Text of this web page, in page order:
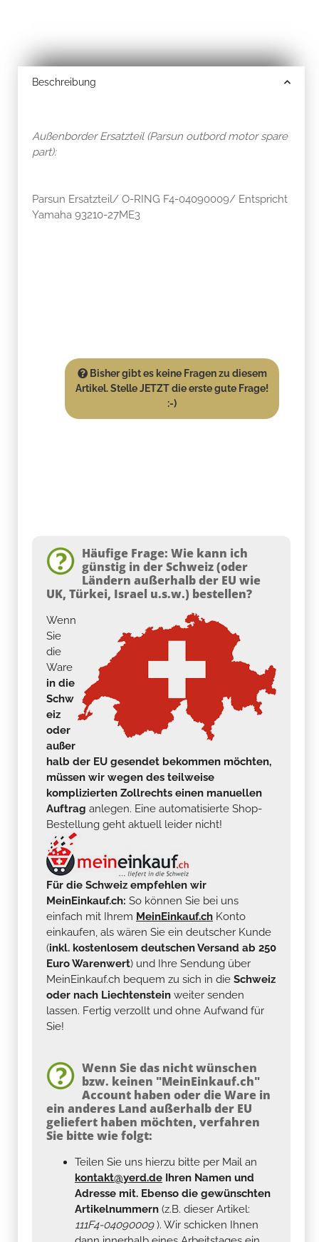
Beschreibung
Außenborder Ersatzteil (Parsun outbord motor spare
part):
Parsun Ersatzteil/ O-RING F4-04090009/ Entspricht
Yamaha 93210-27ME3
Bisher gibt es keine Fragen zu diesem
Artikel. Stelle JETZT die erste gute Frage!
:-)
Häufige Frage: Wie kann ich
günstig in der Schweiz (oder
Ländern außerhalb der EU wie
UK, Türkei, Israel u.s.w.) bestellen?
Wenn
Sie
die
Ware
in die
Schw
eiz
oder
außer
halb der EU gesendet bekommen möchten,
müssen wir wegen des teilweise
komplizierten Zollrechts einen manuellen
Auftrag anlegen. Eine automatisierte Shop-
Bestellung geht aktuell leider nicht!
Für die Schweiz empfehlen wir
MeinEinkauf.ch: So können Sie bei uns
einfach mit Ihrem MeinEinkauf.ch Konto
einkaufen, als wären Sie ein deutscher Kunde
(inkl. kostenlosem deutschen Versand ab 250
Euro Warenwert) und Ihre Sendung über
MeinEinkauf.ch bequem zu sich in die Schweiz
oder nach Liechtenstein weiter senden
lassen. Fertig verzollt und ohne Aufwand für
Sie!
Wenn Sie das nicht wünschen
bzw. keinen "MeinEinkauf.ch"
Account haben oder die Ware in
ein anderes Land außerhalb der EU
geliefert haben möchten, verfahren
Sie bitte wie folgt:
Teilen Sie uns hierzu bitte per Mail an
kontakt@yerd.de Ihren Namen und
Adresse mit. Ebenso die gewünschten
Artikelnummern (z.B. dieser Artikel:
111F4-04090009). Wir schicken Ihnen